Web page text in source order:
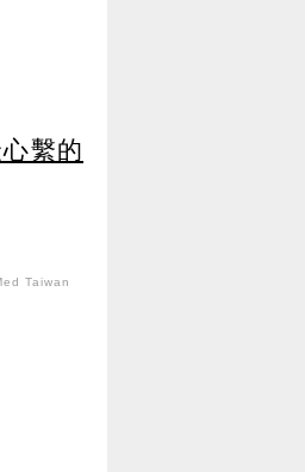
繫的
Taiwan